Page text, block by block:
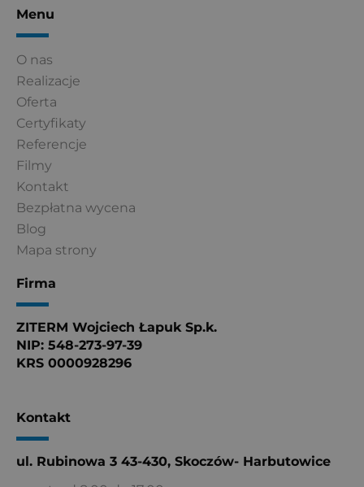
Menu
O nas
Realizacje
Oferta
Certyfikaty
Referencje
Filmy
Kontakt
Bezpłatna wycena
Blog
Mapa strony
Firma
ZITERM Wojciech Łapuk Sp.k.
NIP: 548-273-97-39
KRS 0000928296
Kontakt
ul. Rubinowa 3 43-430, Skoczów- Harbutowice